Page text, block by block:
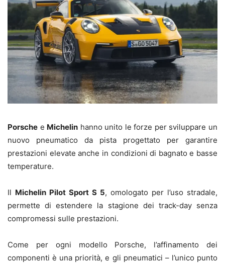
Porsche e Michelin hanno unito le forze per sviluppare un
nuovo pneumatico da pista progettato per garantire
prestazioni elevate anche in condizioni di bagnato e basse
temperature.
Il Michelin Pilot Sport S 5, omologato per l’uso stradale,
permette di estendere la stagione dei track-day senza
compromessi sulle prestazioni.
Come per ogni modello Porsche, l’affinamento dei
componenti è una priorità, e gli pneumatici – l’unico punto